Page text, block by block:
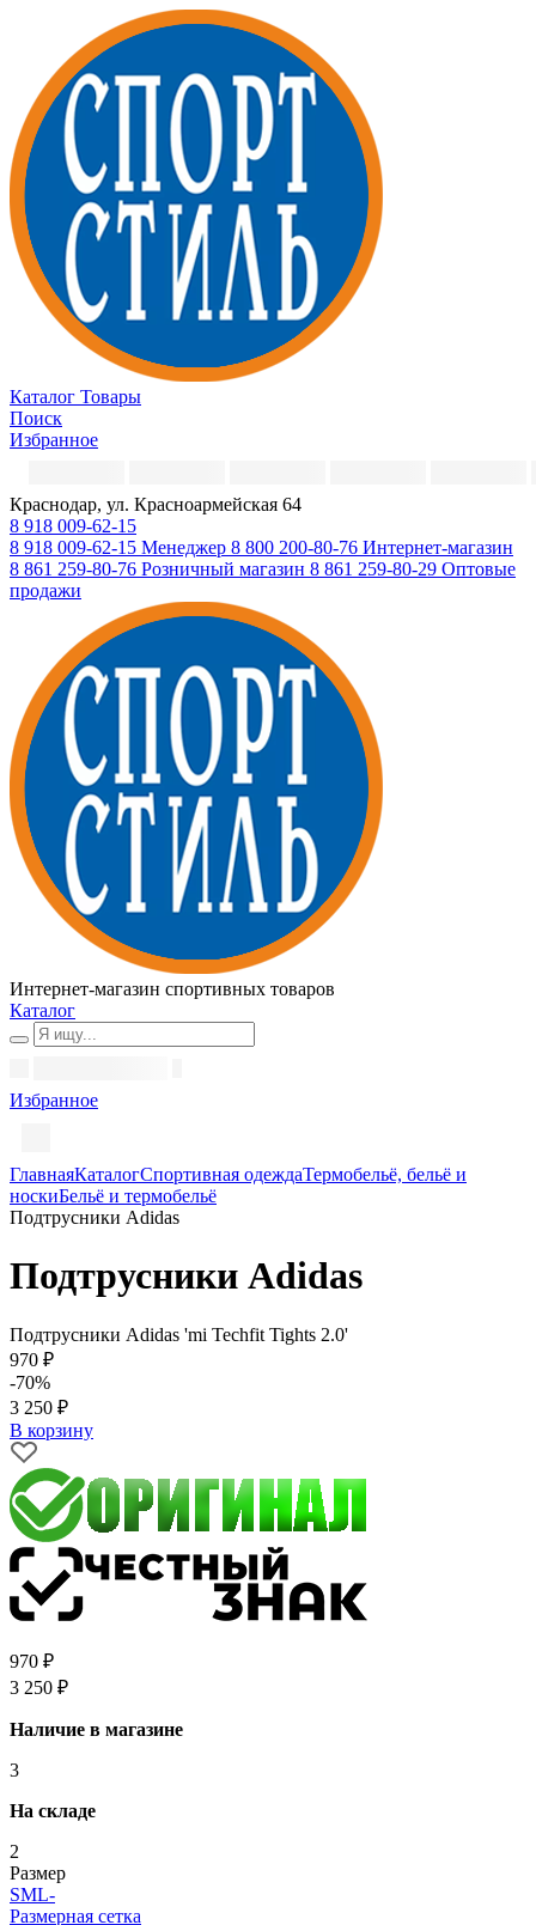
Каталог Товары
Поиск
Избранное
Краснодар, ул. Красноармейская 64
8 918 009-62-15
8 918 009-62-15 Менеджер 8 800 200-80-76 Интернет-магазин
8 861 259-80-76 Розничный магазин 8 861 259-80-29 Оптовые
продажи
Интернет-магазин спортивных товаров
Каталог
Избранное
ГлавнаяКаталогСпортивная одеждаТермобельё, бельё и
носкиБельё и термобельё
Подтрусники Adidas
Подтрусники Adidas
Подтрусники Adidas 'mi Techfit Tights 2.0'
970 ₽
-70%
3 250 ₽
В корзину
970 ₽
3 250 ₽
Наличие в магазине
3
На складе
2
Размер
SML-
Размерная сетка